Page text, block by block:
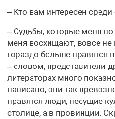
– Кто вам интересен
– Судьбы, которые меня
меня восхищают, вовсе не
гораздо больше нравятся
– словом, представители
литераторах много
написано, они так
нравятся люди, несущие
столице, а в провинции.